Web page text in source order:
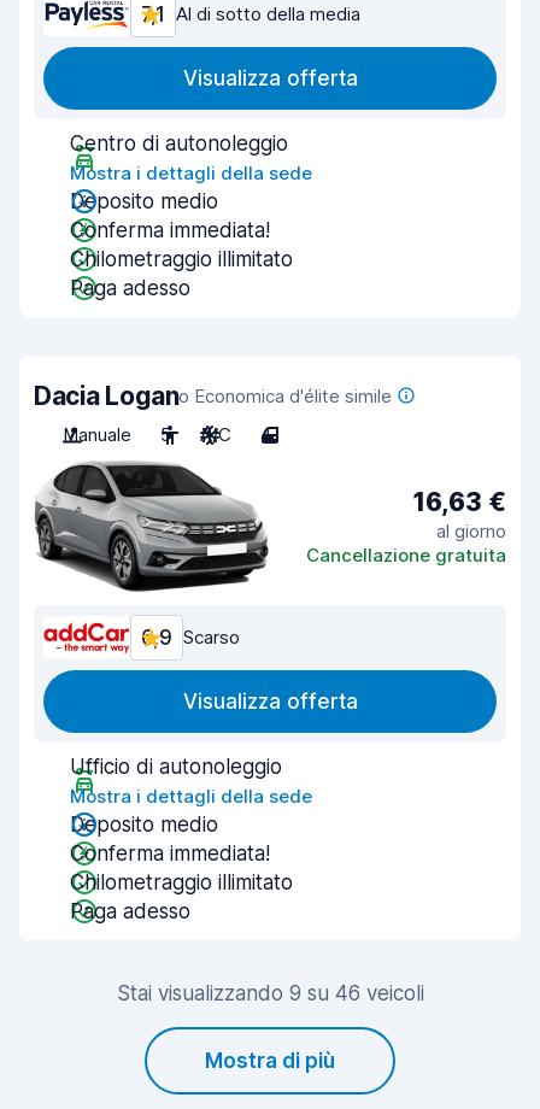
7,1 Al di sotto della media
Visualizza offerta
Centro di autonoleggio
Mostra i dettagli della sede
Deposito medio
Conferma immediata!
Chilometraggio illimitato
Paga adesso
Dacia Logano Economica d'élite simile
Manuale
5 A/C 4
16,63 €
al giorno
Cancellazione gratuita
6,9 Scarso
Visualizza offerta
Ufficio di autonoleggio
Mostra i dettagli della sede
Deposito medio
Conferma immediata!
Chilometraggio illimitato
Paga adesso
Stai visualizzando 9 su 46 veicoli
Mostra di più